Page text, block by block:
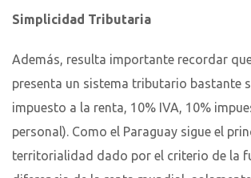
Simplicidad Tributaria
Además, resulta importante recordar
presenta un sistema tributario bastante
impuesto a la renta, 10% IVA, 10%
personal). Como el Paraguay sigue el
territorialidad dado por el criterio de la